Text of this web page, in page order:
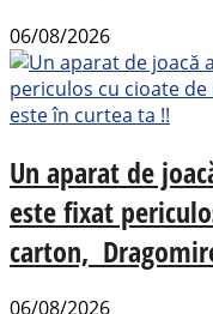
06/08/2026
Un aparat de
este fixat
carton,
06/08/2026